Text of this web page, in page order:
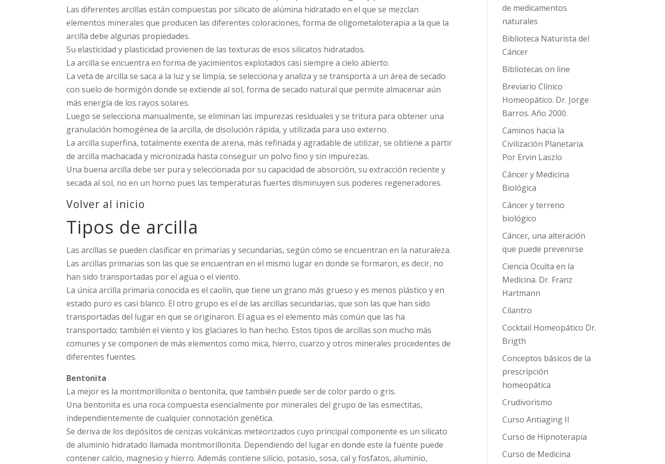
Las diferentes arcillas están compuestas por silicato de alúmina hidratado en el que se mezclan
elementos minerales que producen las diferentes coloraciones, forma de oligometaloterapia a la que la
arcilla debe algunas propiedades.
Su elasticidad y plasticidad provienen de las texturas de esos silicatos hidratados.
La arcilla se encuentra en forma de yacimientos explotados casi siempre a cielo abierto.
La veta de arcilla se saca a la luz y se limpia, se selecciona y analiza y se transporta a un área de secado
con suelo de hormigón donde se extiende al sol, forma de secado natural que permite almacenar aún
más energía de los rayos solares.
Luego se selecciona manualmente, se eliminan las impurezas residuales y se tritura para obtener una
granulación homogénea de la arcilla, de disolución rápida, y utilizada para uso externo.
La arcilla superfina, totalmente exenta de arena, más refinada y agradable de utilizar, se obtiene a partir
de arcilla machacada y micronizada hasta conseguir un polvo fino y sin impurezas.
Una buena arcilla debe ser pura y seleccionada por su capacidad de absorción, su extracción reciente y
secada al sol, no en un horno pues las temperaturas fuertes disminuyen sus poderes regeneradores.
Volver al inicio
Tipos de arcilla
Las arcillas se pueden clasificar en primarias y secundarias, según cómo se encuentran en la naturaleza.
Las arcillas primarias son las que se encuentran en el mismo lugar en donde se formaron, es decir, no
han sido transportadas por el agua o el viento.
La única arcilla primaria conocida es el caolín, que tiene un grano más grueso y es menos plástico y en
estado puro es casi blanco. El otro grupo es el de las arcillas secundarias, que son las que han sido
transportadas del lugar en que se originaron. El agua es el elemento más común que las ha
transportado; también el viento y los glaciares lo han hecho. Estos tipos de arcillas son mucho más
comunes y se componen de más elementos como mica, hierro, cuarzo y otros minerales procedentes de
diferentes fuentes.
Bentonita
La mejor es la montmorillonita o bentonita, que también puede ser de color pardo o gris.
Una bentonita es una roca compuesta esencialmente por minerales del grupo de las esmectitas,
independientemente de cualquier connotación genética.
Se deriva de los depósitos de cenizas volcánicas meteorizados cuyo principal componente es un silicato
de aluminio hidratado llamada montmorillonita. Dependiendo del lugar en donde este la fuente puede
contener calcio, magnesio y hierro. Además contiene silicio, potasio, sosa, cal y fosfatos, aluminio,
de medicamentos
naturales
Biblioteca Naturista del
Cáncer
Bibliotecas on line
Breviario Clínico
Homeopático. Dr. Jorge
Barros. Año 2000.
Caminos hacia la
Civilización Planetaria.
Por Ervin Laszlo
Cáncer y Medicina
Biológica
Cáncer y terreno
biológico
Cáncer, una alteración
que puede prevenirse
Ciencia Oculta en la
Medicina. Dr. Franz
Hartmann
Cilantro
Cocktail Homeopático Dr.
Brigth
Conceptos básicos de la
prescripción
homeopática
Crudivorismo
Curso Antiaging II
Curso de Hipnoterapia
Curso de Medicina